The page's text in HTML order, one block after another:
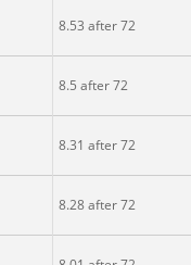
8.53 after 72
8.5 after 72
8.31 after 72
8.28 after 72